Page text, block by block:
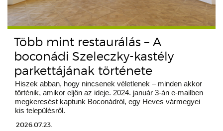
Több mint restaurálás – A
boconádi Szeleczky-kastély
parkettájának története
Hiszek abban, hogy nincsenek véletlenek – minden akkor
történik, amikor eljön az ideje. 2024. január 3-án e-mailben
megkeresést kaptunk Boconádról, egy Heves vármegyei
kis településről.
2026.07.23.